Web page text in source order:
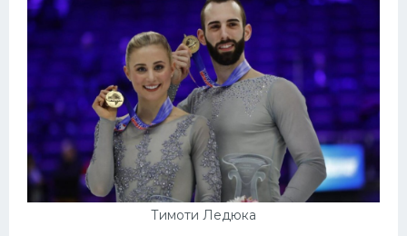
Тимоти Ледюка